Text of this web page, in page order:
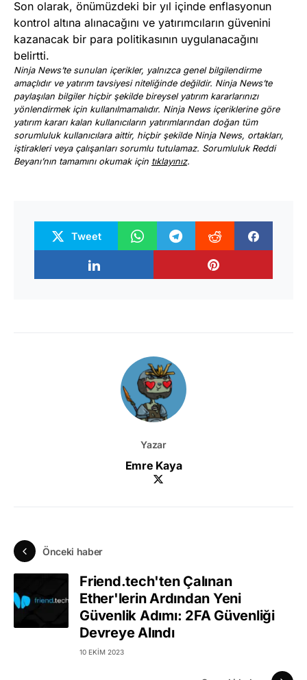
Son olarak, önümüzdeki bir yıl içinde enflasyonun
kontrol altına alınacağını ve yatırımcıların güvenini
kazanacak bir para politikasının uygulanacağını
belirtti.
Ninja News’te sunulan içerikler, yalnızca genel bilgilendirme
amaçlıdır ve yatırım tavsiyesi niteliğinde değildir. Ninja News’te
paylaşılan bilgiler hiçbir şekilde bireysel yatırım kararlarınızı
yönlendirmek için kullanılmamalıdır. Ninja News içeriklerine göre
yatırım kararı kalan kullanıcıların yatırımlarından doğan tüm
sorumluluk kullanıcılara aittir, hiçbir şekilde Ninja News, ortakları,
iştirakleri veya çalışanları sorumlu tutulamaz. Sorumluluk Reddi
Beyanı’nın tamamını okumak için tıklayınız.
Tweet
Yazar
Emre Kaya
Önceki haber
Friend.tech'ten Çalınan
Ether'lerin Ardından Yeni
Güvenlik Adımı: 2FA Güvenliği
Devreye Alındı
10 EKIM 2023